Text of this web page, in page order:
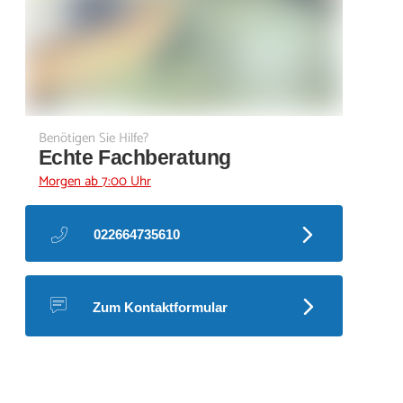
Benötigen Sie Hilfe?
Echte Fachberatung
Morgen ab 7:00 Uhr
022664735610
Zum Kontaktformular